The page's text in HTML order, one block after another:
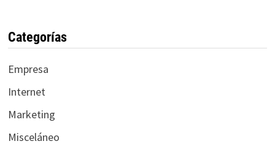
Categorías
Empresa
Internet
Marketing
Misceláneo